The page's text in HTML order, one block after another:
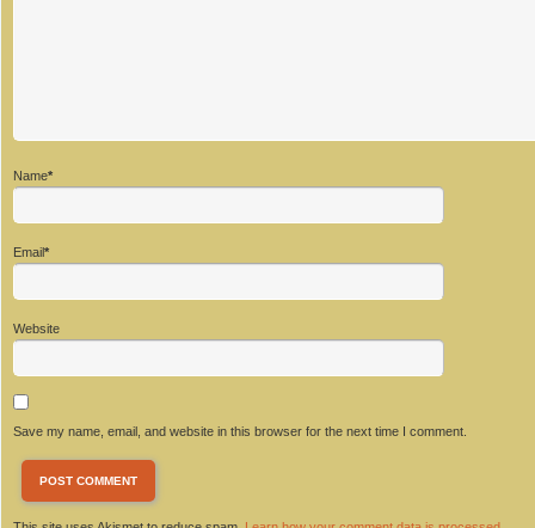
Name*
Email*
Website
Save my name, email, and website in this browser for the next time I comment.